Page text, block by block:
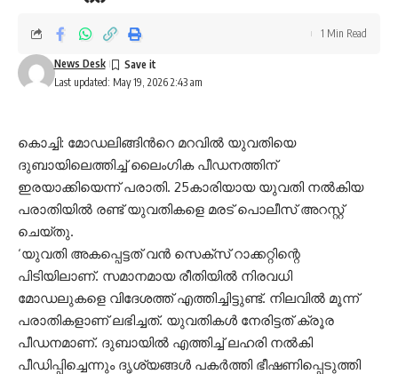
Last updated: May 19, 2026 2:43 am
News Desk
1 Min Read
കൊച്ചി: മോഡലിങ്ങിന്‍റെ മറവിൽ യുവതിയെ
ദുബായിലെത്തിച്ച് ലൈംഗിക പീഡനത്തിന്
ഇരയാക്കിയെന്ന് പരാതി. 25കാരിയായ യുവതി നൽകിയ
പരാതിയിൽ രണ്ട് യുവതികളെ മരട് പൊലീസ് അറസ്റ്റ്
ചെയ്തു.
‘യുവതി അകപ്പെട്ടത് വൻ സെക്സ് റാക്കറ്റിന്റെ
പിടിയിലാണ്. സമാനമായ രീതിയിൽ നിരവധി
മോഡലുകളെ വിദേശത്ത് എത്തിച്ചിട്ടുണ്ട്. നിലവിൽ മൂന്ന്
പരാതികളാണ് ലഭിച്ചത്. യുവതികൾ നേരിട്ടത് ക്രൂര
പീഡനമാണ്. ദുബായിൽ എത്തിച്ച് ലഹരി നൽകി
പീഡിപ്പിച്ചെന്നും ദൃശ്യങ്ങൾ പകർത്തി ഭീഷണിപ്പെടുത്തി